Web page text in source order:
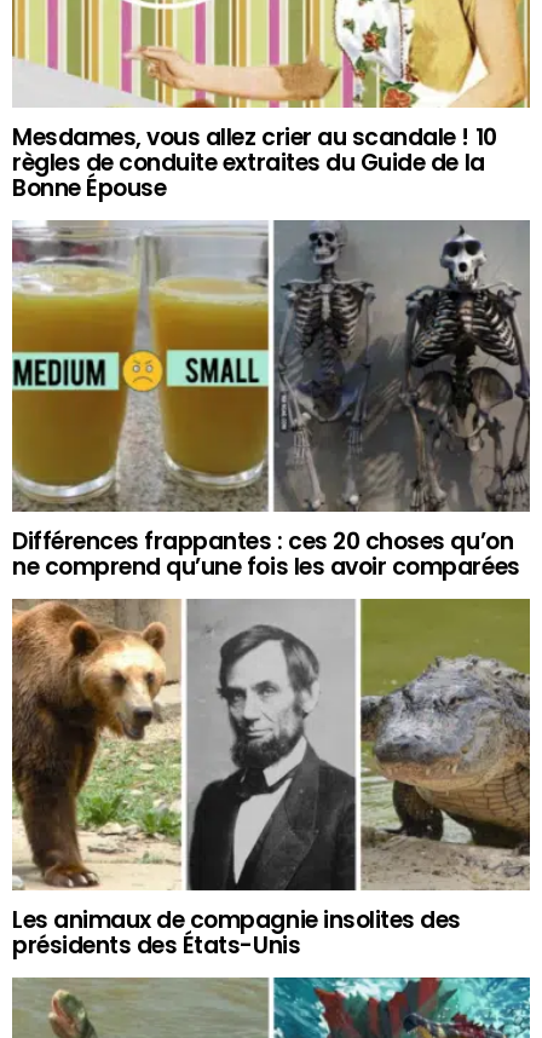
Mesdames, vous allez crier au scandale ! 10
règles de conduite extraites du Guide de la
Bonne Épouse
Différences frappantes : ces 20 choses qu’on
ne comprend qu’une fois les avoir comparées
Les animaux de compagnie insolites des
présidents des États-Unis